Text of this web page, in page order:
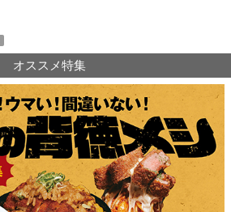
オススメ特集